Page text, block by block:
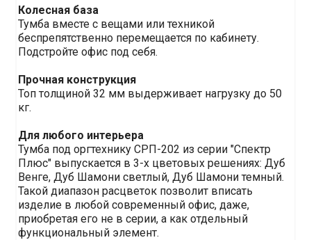
Колесная база
Тумба вместе с вещами или техникой
беспрепятственно перемещается по кабинету.
Подстройте офис под себя.
Прочная конструкция
Топ толщиной 32 мм выдерживает нагрузку до 50
кг.
Для любого интерьера
Тумба под оргтехнику СРП-202 из серии "Спектр
Плюс" выпускается в 3-х цветовых решениях: Дуб
Венге, Дуб Шамони светлый, Дуб Шамони темный.
Такой диапазон расцветок позволит вписать
изделие в любой современный офис, даже,
приобретая его не в серии, а как отдельный
функциональный элемент.